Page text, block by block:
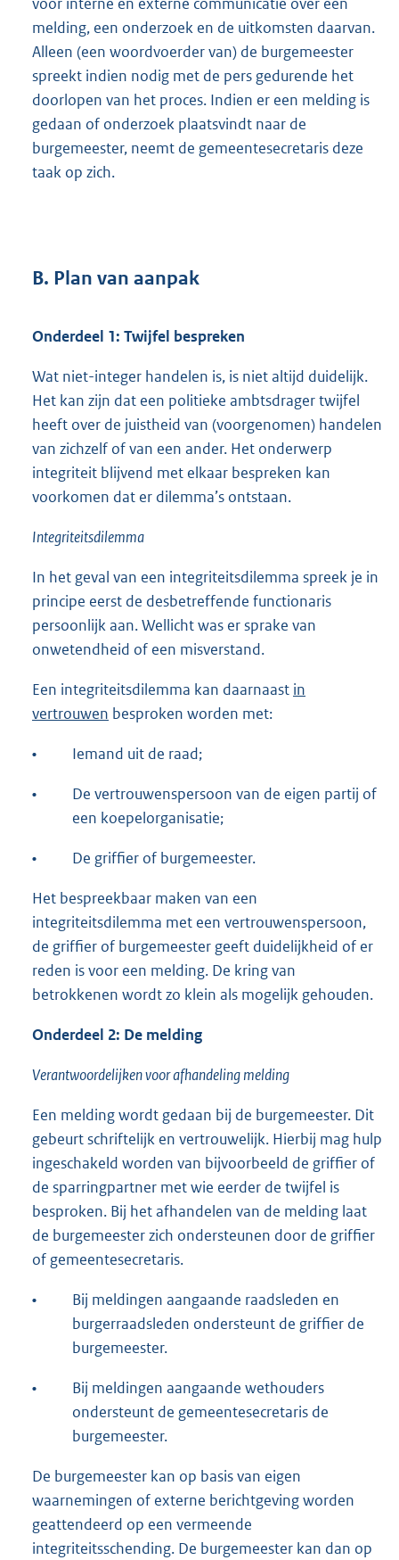
melding, een onderzoek en de uitkomsten daarvan.
Alleen (een woordvoerder van) de burgemeester
spreekt indien nodig met de pers gedurende het
doorlopen van het proces. Indien er een melding is
gedaan of onderzoek plaatsvindt naar de
burgemeester, neemt de gemeentesecretaris deze
taak op zich.
B. Plan van aanpak
Onderdeel 1: Twijfel bespreken
Wat niet-integer handelen is, is niet altijd duidelijk.
Het kan zijn dat een politieke ambtsdrager twijfel
heeft over de juistheid van (voorgenomen) handelen
van zichzelf of van een ander. Het onderwerp
integriteit blijvend met elkaar bespreken kan
voorkomen dat er dilemma’s ontstaan.
Integriteitsdilemma
In het geval van een integriteitsdilemma spreek je in
principe eerst de desbetreffende functionaris
persoonlijk aan. Wellicht was er sprake van
onwetendheid of een misverstand.
Een integriteitsdilemma kan daarnaast in
vertrouwen besproken worden met:
• Iemand uit de raad;
•
De vertrouwenspersoon van de eigen partij of
een koepelorganisatie;
• De griffier of burgemeester.
Het bespreekbaar maken van een
integriteitsdilemma met een vertrouwenspersoon,
de griffier of burgemeester geeft duidelijkheid of er
reden is voor een melding. De kring van
betrokkenen wordt zo klein als mogelijk gehouden.
Onderdeel 2: De melding
Verantwoordelijken voor afhandeling melding
Een melding wordt gedaan bij de burgemeester. Dit
gebeurt schriftelijk en vertrouwelijk. Hierbij mag hulp
ingeschakeld worden van bijvoorbeeld de griffier of
de sparringpartner met wie eerder de twijfel is
besproken. Bij het afhandelen van de melding laat
de burgemeester zich ondersteunen door de griffier
of gemeentesecretaris.
•
Bij meldingen aangaande raadsleden en
burgerraadsleden ondersteunt de griffier de
burgemeester.
•
Bij meldingen aangaande wethouders
ondersteunt de gemeentesecretaris de
burgemeester.
De burgemeester kan op basis van eigen
waarnemingen of externe berichtgeving worden
geattendeerd op een vermeende
integriteitsschending. De burgemeester kan dan op